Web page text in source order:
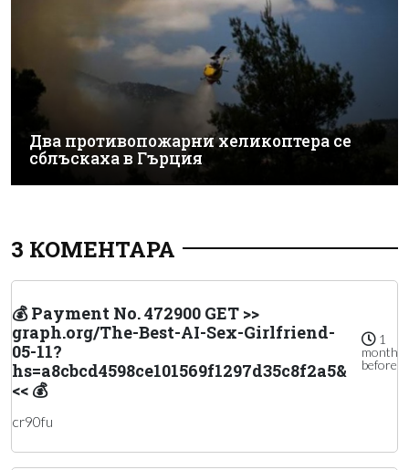
Два противопожарни хеликоптера се
сблъскаха в Гърция
3 КОМЕНТАРА
💰 Payment No. 472900 GET >>
graph.org/The-Best-AI-Sex-Girlfriend-
05-11?
hs=a8cbcd4598ce101569f1297d35c8f2a5&
<< 💰
1
month
before
cr90fu